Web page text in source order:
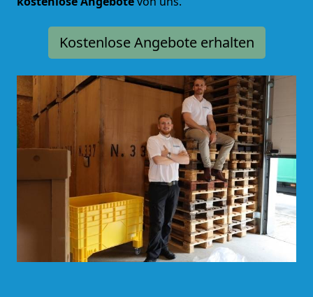
Kostenlose Angebote erhalten